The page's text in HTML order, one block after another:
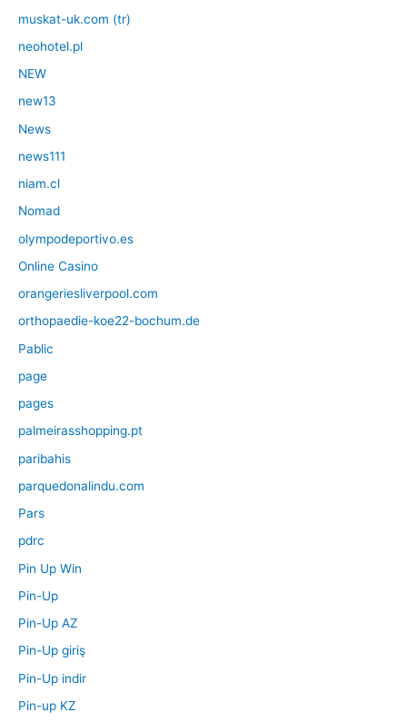
muskat-uk.com (tr)
neohotel.pl
NEW
new13
News
news111
niam.cl
Nomad
olympodeportivo.es
Online Casino
orangeriesliverpool.com
orthopaedie-koe22-bochum.de
Pablic
page
pages
palmeirasshopping.pt
paribahis
parquedonalindu.com
Pars
pdrc
Pin Up Win
Pin-Up
Pin-Up AZ
Pin-Up giriş
Pin-Up indir
Pin-up KZ